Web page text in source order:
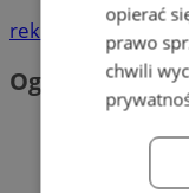
reklama
Ogłoszenia
opierać
prawo
chwili